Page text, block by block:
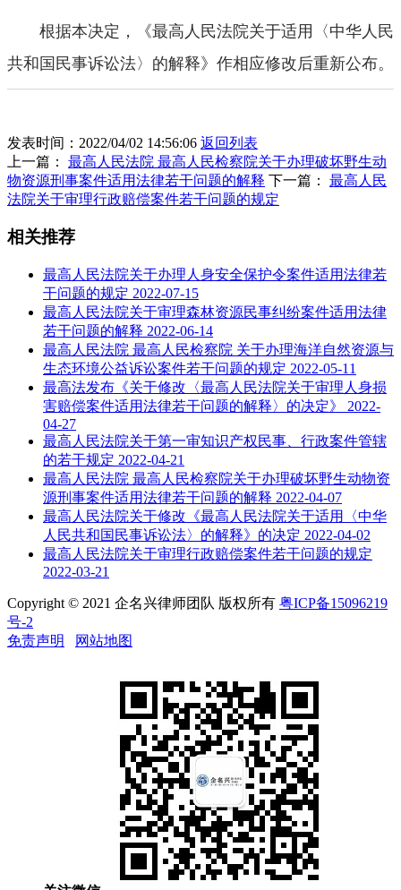
根据本决定，《最高人民法院关于适用〈中华人民
共和国民事诉讼法〉的解释》作相应修改后重新公布。
发表时间：2022/04/02 14:56:06 返回列表
上一篇： 最高人民法院 最高人民检察院关于办理破坏野生动
物资源刑事案件适用法律若干问题的解释 下一篇： 最高人民
法院关于审理行政赔偿案件若干问题的规定
相关推荐
最高人民法院关于办理人身安全保护令案件适用法律若
干问题的规定 2022-07-15
最高人民法院关于审理森林资源民事纠纷案件适用法律
若干问题的解释 2022-06-14
最高人民法院 最高人民检察院 关于办理海洋自然资源与
生态环境公益诉讼案件若干问题的规定 2022-05-11
最高法发布《关于修改〈最高人民法院关于审理人身损
害赔偿案件适用法律若干问题的解释〉的决定》 2022-
04-27
最高人民法院关于第一审知识产权民事、行政案件管辖
的若干规定 2022-04-21
最高人民法院 最高人民检察院关于办理破坏野生动物资
源刑事案件适用法律若干问题的解释 2022-04-07
最高人民法院关于修改《最高人民法院关于适用〈中华
人民共和国民事诉讼法〉的解释》的决定 2022-04-02
最高人民法院关于审理行政赔偿案件若干问题的规定
2022-03-21
Copyright © 2021 企名兴律师团队 版权所有 粤ICP备15096219
号-2
免责声明
网站地图